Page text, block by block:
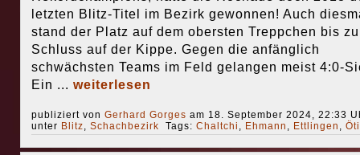
letzten Blitz-Titel im Bezirk gewonnen! Auch
stand der Platz auf dem obersten Treppchen bis
Schluss auf der Kippe. Gegen die anfänglich
schwächsten Teams im Feld gelangen meist 4:0-
Ein ... weiterlesen
publiziert von Gerhard Gorges am 18. September 2024, 22:33
unter Blitz, Schachbezirk Tags: Chaltchi , Ehmann , Ettlingen ,